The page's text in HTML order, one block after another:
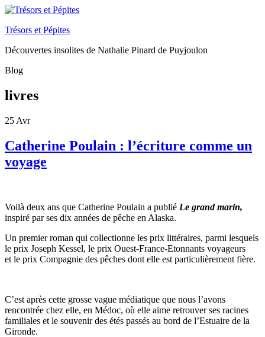
Trésors et Pépites
Découvertes insolites de Nathalie Pinard de Puyjoulon
Blog
livres
25 Avr
Catherine Poulain : l’écriture comme un
voyage
Voilà deux ans que Catherine Poulain a publié Le grand marin,
inspiré par ses dix années de pêche en Alaska.
Un premier roman qui collectionne les prix littéraires, parmi lesquels
le prix Joseph Kessel, le prix Ouest-France-Etonnants voyageurs
et le prix Compagnie des pêches dont elle est particulièrement fière.
C’est après cette grosse vague médiatique que nous l’avons
rencontrée chez elle, en Médoc, où elle aime retrouver ses racines
familiales et le souvenir des étés passés au bord de l’Estuaire de la
Gironde.